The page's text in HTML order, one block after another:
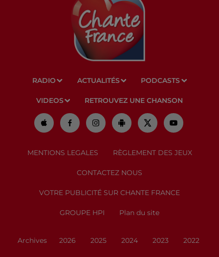
RADIO ACTUALITÉS PODCASTS
VIDEOS RETROUVEZ UNE CHANSON
MENTIONS LEGALES RÈGLEMENT DES JEUX
CONTACTEZ NOUS
VOTRE PUBLICITÉ SUR CHANTE FRANCE
GROUPE HPI Plan du site
Archives 2026 2025 2024 2023 2022